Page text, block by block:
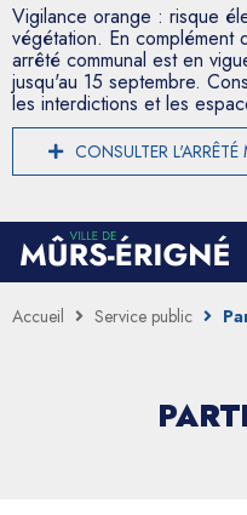
Vigilance orange : risque
végétation. En
arrêté communal est en
jusqu'au 15 septembre.
les interdictions et les
CONSULTER L'ARRÊTÉ
Accueil Service public